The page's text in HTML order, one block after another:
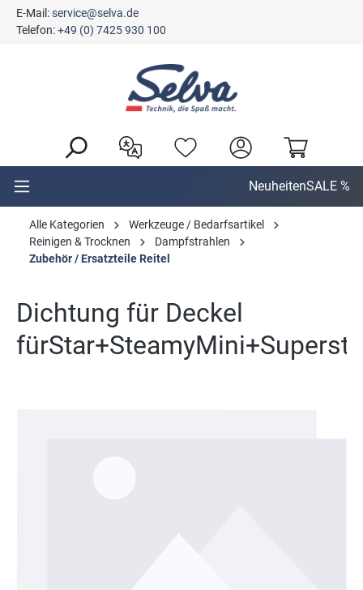
springen
E-Mail:service@selva.de
Telefon:+49 (0) 7425 930 100
NeuheitenSALE %
Alle Kategorien
Werkzeuge / Bedarfsartikel
Reinigen & Trocknen
Dampfstrahlen
Zubehör / Ersatzteile Reitel
Dichtung für Deckel